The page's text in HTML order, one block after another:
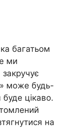
багатьом
ми
може будь-
цікаво.
на